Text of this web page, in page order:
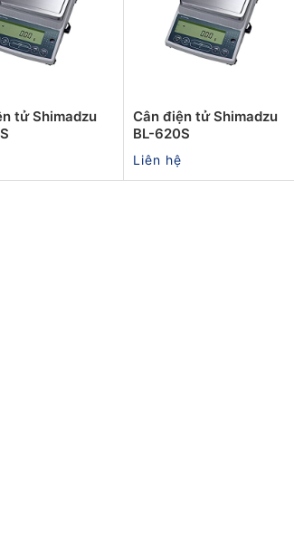
tử Shimadzu
Cân điện tử Shimadzu
BL-620S
Liên hệ